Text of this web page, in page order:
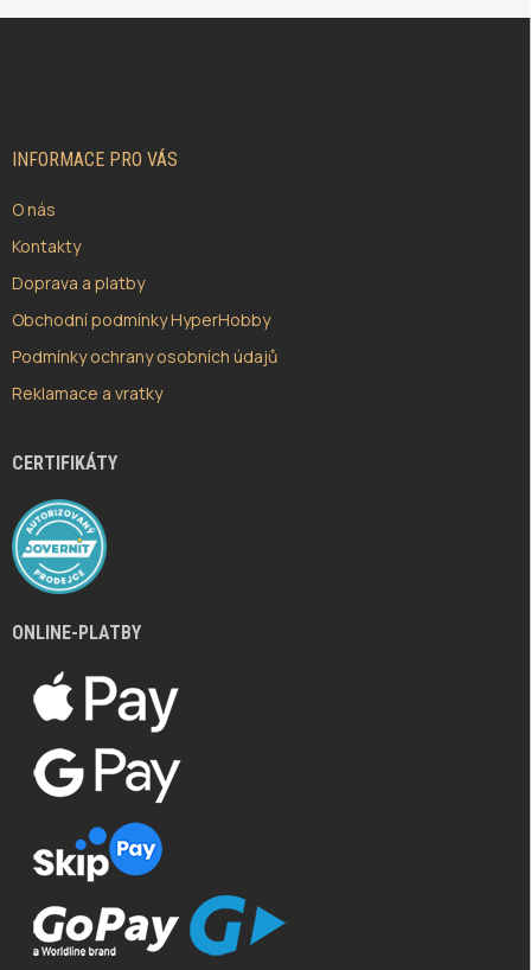
INFORMACE PRO VÁS
O nás
Kontakty
Doprava a platby
Obchodní podmínky HyperHobby
Podmínky ochrany osobních údajů
Reklamace a vratky
CERTIFIKÁTY
ONLINE-PLATBY